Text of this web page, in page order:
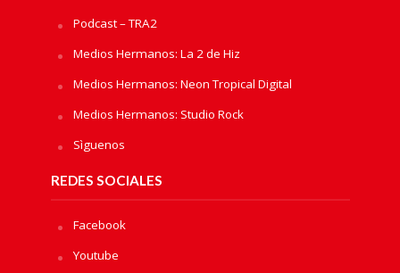
Podcast – TRA2
Medios Hermanos: La 2 de Hiz
Medios Hermanos: Neon Tropical Digital
Medios Hermanos: Studio Rock
Sìguenos
REDES SOCIALES
Facebook
Youtube